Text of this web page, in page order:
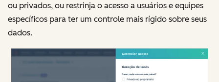
ou privados, ou restrinja o acesso a usuários e equipes
específicos para ter um controle mais rígido sobre seus
dados.